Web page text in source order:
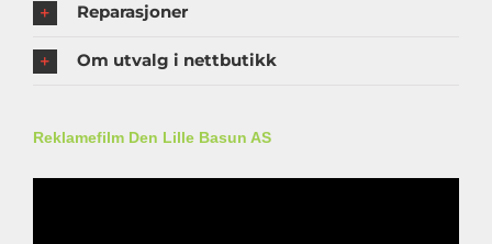
Reparasjoner
Om utvalg i nettbutikk
Reklamefilm Den Lille Basun AS